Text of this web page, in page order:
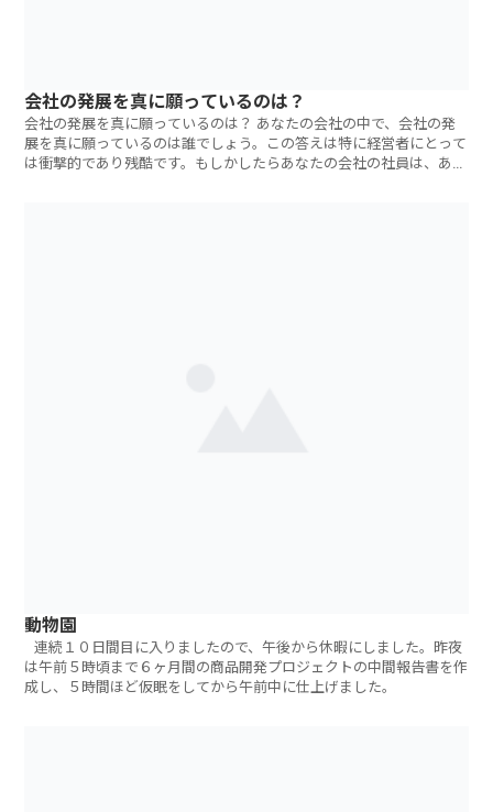
会社の発展を真に願っているのは？
会社の発展を真に願っているのは？ あなたの会社の中で、会社の発
展を真に願っているのは誰でしょう。この答えは特に経営者にとって
は衝撃的であり残酷です。もしかしたらあなたの会社の社員は、あな
動物園
連続１０日間目に入りましたので、午後から休暇にしました。昨夜
は午前５時頃まで６ヶ月間の商品開発プロジェクトの中間報告書を作
成し、５時間ほど仮眠をしてから午前中に仕上げました。